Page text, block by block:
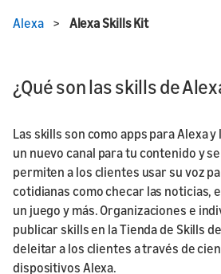
Alexa> Alexa Skills Kit
¿Qué son las skills de
Las skills son como apps para Alexa
un nuevo canal para tu contenido y
permiten a los clientes usar su voz
cotidianas como checar las noticias,
un juego y más. Organizaciones e
publicar skills en la Tienda de Skills
deleitar a los clientes a través de
dispositivos Alexa.